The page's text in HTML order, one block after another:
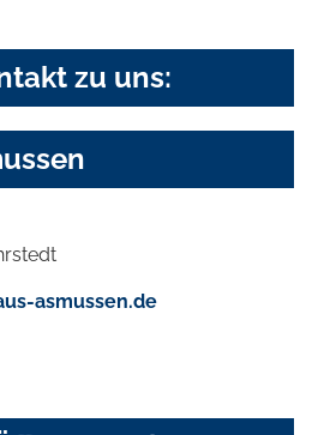
zu uns:
asmussen.de